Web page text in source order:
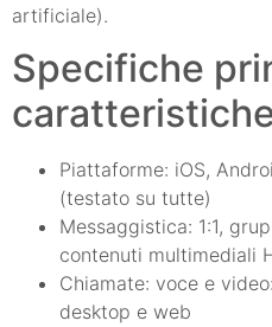
artificiale).
Specifiche
Piattaforme: iOS,
(testato su tutte)
Messaggistica: 1:1,
contenuti multimediali
Chiamate: voce e
desktop e web